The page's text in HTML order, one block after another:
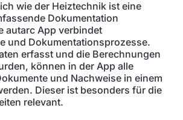
wie der Heiztechnik ist eine
Dokumentation
autarc App verbindet
und Dokumentationsprozesse.
erfasst und die Berechnungen
können in der App alle
und Nachweise in einem
Dieser ist besonders für die
relevant.